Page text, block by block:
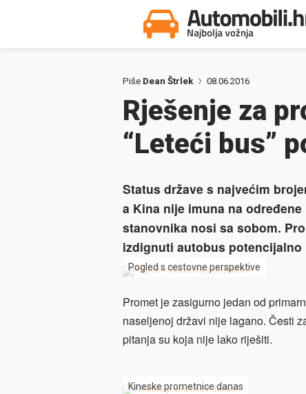
Piše Dean Štrlek 08.06.2016
Rješenje za
“Leteći bus”
Status države s najvećim
a Kina nije imuna na
stanovnika nosi sa sobom.
izdignuti autobus potencijalno
Pogled s cestovne perspektive
Promet je zasigurno jedan od
naseljenoj državi nije lagano. Česti
pitanja su koja nije lako riješiti.
Kineske prometnice danas